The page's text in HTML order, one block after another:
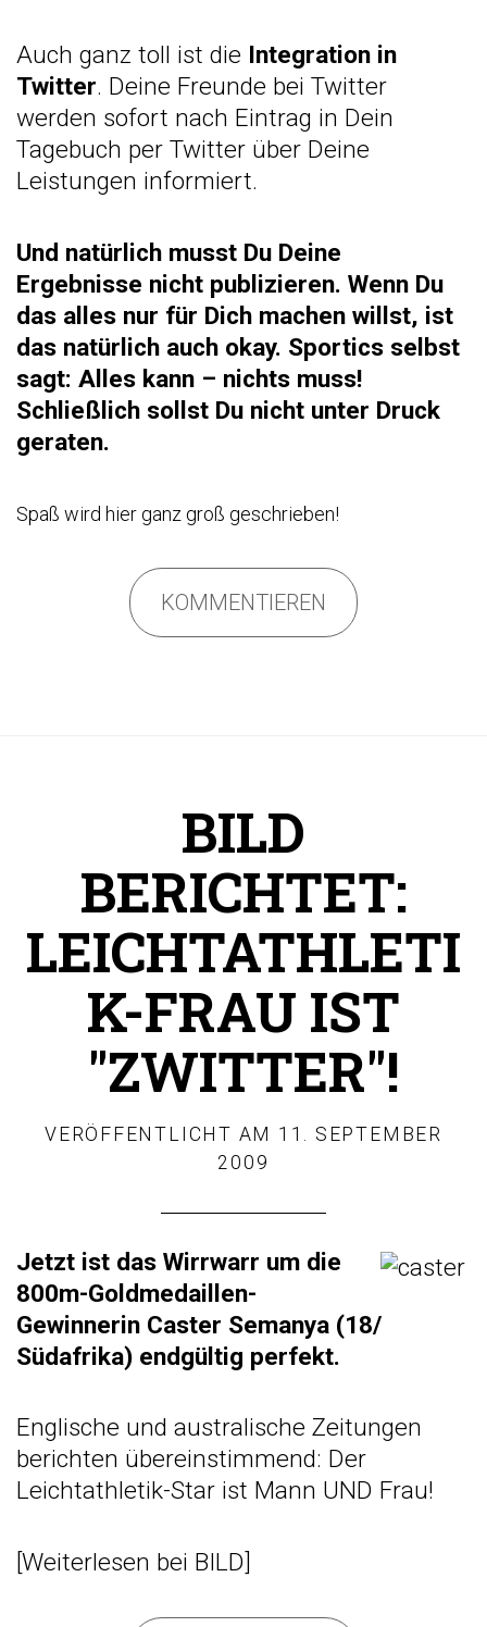
Auch ganz toll ist die Integration in
Twitter. Deine Freunde bei Twitter
werden sofort nach Eintrag in Dein
Tagebuch per Twitter über Deine
Leistungen informiert.
Und natürlich musst Du Deine
Ergebnisse nicht publizieren. Wenn Du
das alles nur für Dich machen willst, ist
das natürlich auch okay. Sportics selbst
sagt: Alles kann – nichts muss!
Schließlich sollst Du nicht unter Druck
geraten.
Spaß wird hier ganz groß geschrieben!
KOMMENTIEREN
BILD
BERICHTET:
LEICHTATHLETI
K-FRAU IST
"ZWITTER"!
VERÖFFENTLICHT AM 11. SEPTEMBER
2009
Jetzt ist das Wirrwarr um die
800m-Goldmedaillen-
Gewinnerin Caster Semanya (18/
Südafrika) endgültig perfekt.
Englische und australische Zeitungen
berichten übereinstimmend: Der
Leichtathletik-Star ist Mann UND Frau!
[Weiterlesen bei BILD]